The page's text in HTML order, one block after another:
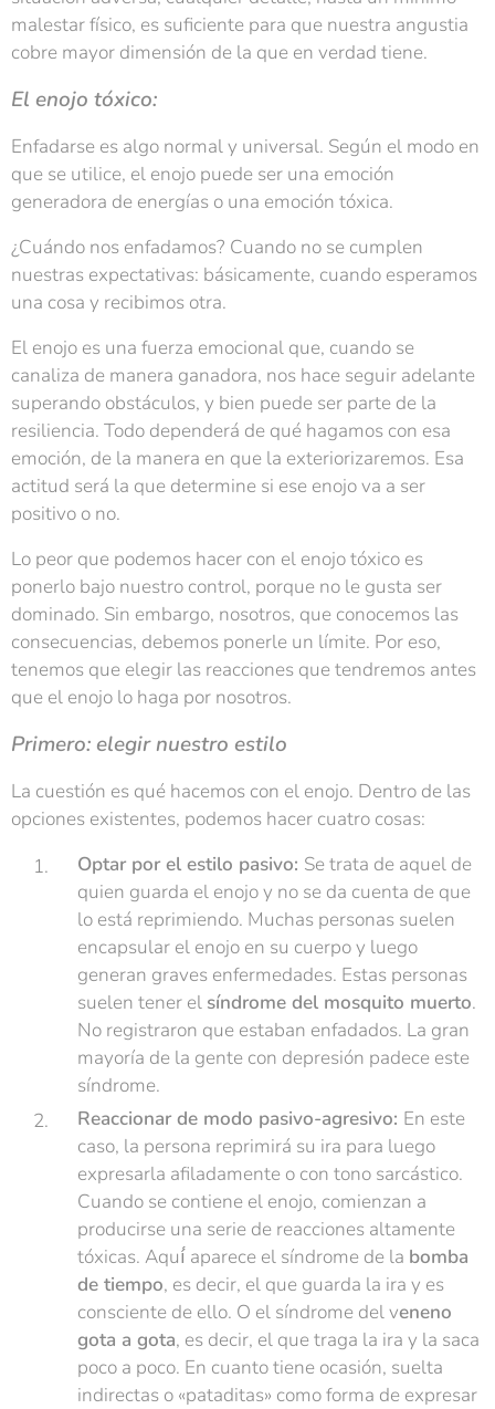
malestar físico, es suficiente para que nuestra angustia
cobre mayor dimensión de la que en verdad tiene.
El enojo tóxico:
Enfadarse es algo normal y universal. Según el modo en
que se utilice, el enojo puede ser una emoción
generadora de energías o una emoción tóxica.
¿Cuándo nos enfadamos? Cuando no se cumplen
nuestras expectativas: básicamente, cuando esperamos
una cosa y recibimos otra.
El enojo es una fuerza emocional que, cuando se
canaliza de manera ganadora, nos hace seguir adelante
superando obstáculos, y bien puede ser parte de la
resiliencia. Todo dependerá de qué hagamos con esa
emoción, de la manera en que la exteriorizaremos. Esa
actitud será la que determine si ese enojo va a ser
positivo o no.
Lo peor que podemos hacer con el enojo tóxico es
ponerlo bajo nuestro control, porque no le gusta ser
dominado. Sin embargo, nosotros, que conocemos las
consecuencias, debemos ponerle un límite. Por eso,
tenemos que elegir las reacciones que tendremos antes
que el enojo lo haga por nosotros.
Primero: elegir nuestro estilo
La cuestión es qué hacemos con el enojo. Dentro de las
opciones existentes, podemos hacer cuatro cosas:
Optar por el estilo pasivo: Se trata de aquel de
quien guarda el enojo y no se da cuenta de que
lo está reprimiendo. Muchas personas suelen
encapsular el enojo en su cuerpo y luego
generan graves enfermedades. Estas personas
suelen tener el síndrome del mosquito muerto.
No registraron que estaban enfadados. La gran
mayoría de la gente con depresión padece este
síndrome.
Reaccionar de modo pasivo-agresivo: En este
caso, la persona reprimirá su ira para luego
expresarla afiladamente o con tono sarcástico.
Cuando se contiene el enojo, comienzan a
producirse una serie de reacciones altamente
tóxicas. Aquí́ aparece el síndrome de la bomba
de tiempo, es decir, el que guarda la ira y es
consciente de ello. O el síndrome del veneno
gota a gota, es decir, el que traga la ira y la saca
poco a poco. En cuanto tiene ocasión, suelta
indirectas o «pataditas» como forma de expresar